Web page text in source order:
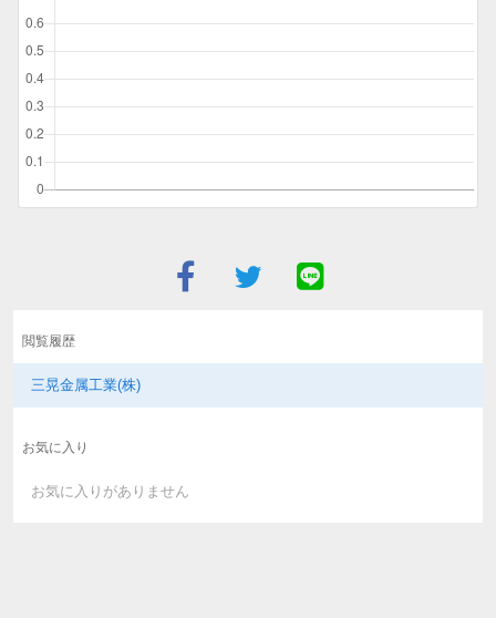
閲覧履歴
三晃金属工業(株)
お気に入り
お気に入りがありません